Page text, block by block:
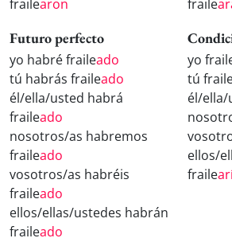
frailearon
fraile
Futuro perfecto
yo habré fraileado
tú habrás fraileado
él/ella/usted habrá
fraileado
nosotros/as habremos
fraileado
vosotros/as habréis
fraileado
ellos/ellas/ustedes habrán
fraileado
yo
tú
él/ella/
ellos/
fraile